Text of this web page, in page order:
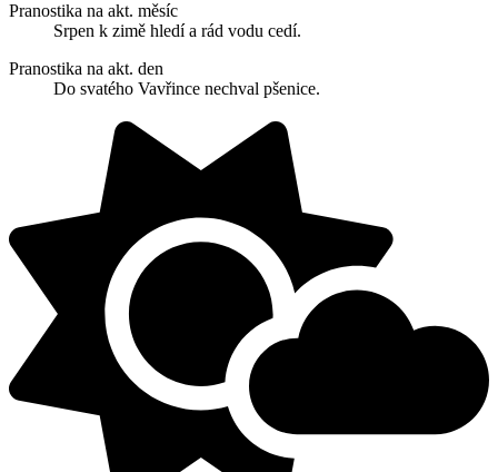
Pranostika na akt. měsíc
Srpen k zimě hledí a rád vodu cedí.
Pranostika na akt. den
Do svatého Vavřince nechval pšenice.